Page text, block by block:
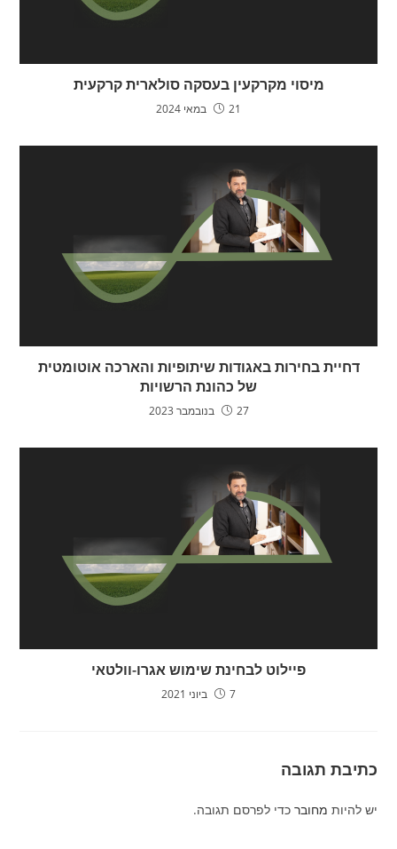
מיסוי מקרקעין בעסקה סולארית קרקעית
21 במאי 2024
דחיית בחירות באגודות שיתופיות והארכה אוטומטית
של כהונת הרשויות
27 בנובמבר 2023
פיילוט לבחינת שימוש אגרו-וולטאי
7 ביוני 2021
כתיבת תגובה
יש להיות מחובר כדי לפרסם תגובה.